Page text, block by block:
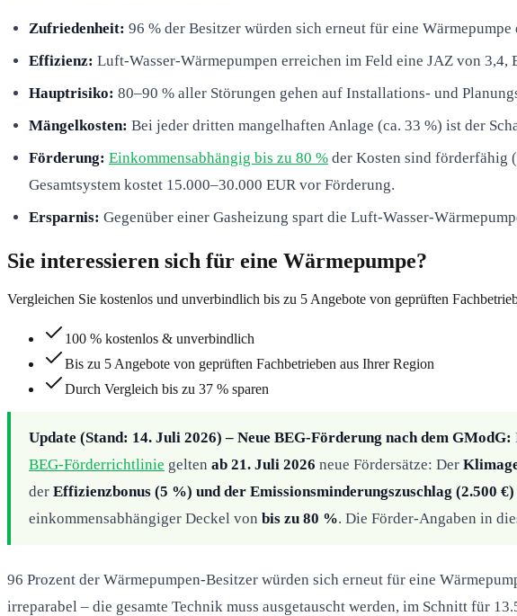
Zufriedenheit: 96 % der Besitzer würden sich erneut für eine Wärmepumpe
Effizienz: Luft-Wasser-Wärmepumpen erreichen im Feld eine JAZ von 3,4,
Hauptrisiko: 80–90 % aller Störungen gehen auf Installations- und
Mängelkosten: Bei jeder dritten mangelhaften Anlage (ca. 33 %) ist der
Förderung: Einkommensabhängig bis zu 80 % der Kosten sind förderfähig
Gesamtsystem kostet 15.000–30.000 EUR vor Förderung.
Ersparnis: Gegenüber einer Gasheizung spart die Luft-Wasser-
Sie interessieren sich für eine Wärmepumpe?
Vergleichen Sie kostenlos und unverbindlich bis zu 5 Angebote von geprüften
100 % kostenlos & unverbindlich
Bis zu 5 Angebote von geprüften Fachbetrieben aus Ihrer Region
Durch Vergleich bis zu 37 % sparen
Update (Stand: 14. Juli 2026) – Neue BEG-Förderung nach dem GModG:
BEG-Förderrichtlinie gelten ab 21. Juli 2026 neue Fördersätze: Der
der Effizienzbonus (5 %) und der Emissionsminderungszuschlag (2.500
einkommensabhängiger Deckel von bis zu 80 %. Die Förder-Angaben in
96 Prozent der Wärmepumpen-Besitzer würden sich erneut für eine
irreparabel – die gesamte Technik muss ausgetauscht werden, im Schnitt für